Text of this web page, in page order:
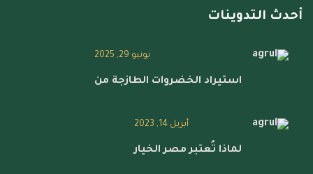
أحدث التدوينات
يونيو 29, 2025
استيراد الخضروات الطازجة من
أبريل 14, 2023
لماذا تُعتبر مصر الخيار